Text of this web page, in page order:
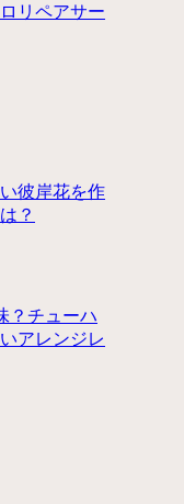
リペアサー
彼岸花を作
？
？チューハ
アレンジレ